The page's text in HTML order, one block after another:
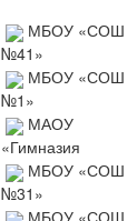
МБОУ «СОШ
№41»
МБОУ «СОШ
№1»
МАОУ
«Гимназия
МБОУ «СОШ
№31»